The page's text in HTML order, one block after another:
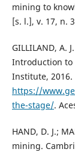
mining to
[s. l.], v. 17, n.
GILLILAND, A.
Introduction to
Institute, 2016.
https://
the-stage/.
HAND, D. J.;
mining.